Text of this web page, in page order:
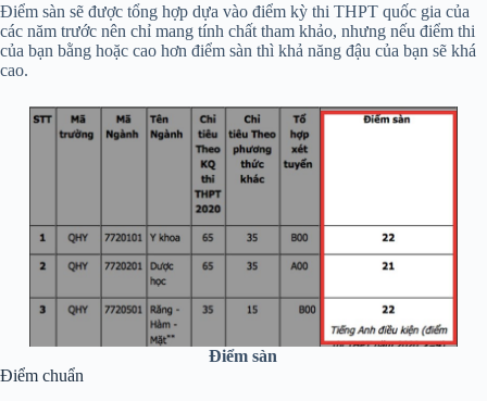
Điểm sàn sẽ được tổng hợp dựa vào điểm kỳ thi THPT quốc gia của
các năm trước nên chỉ mang tính chất tham khảo, nhưng nếu điểm thi
của bạn bằng hoặc cao hơn điểm sàn thì khả năng đậu của bạn sẽ khá
cao.
Điểm sàn
Điểm chuẩn